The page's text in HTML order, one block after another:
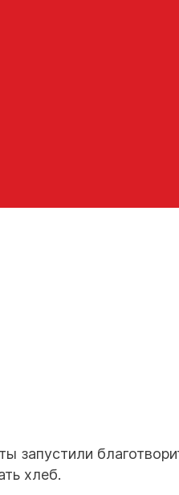
запустили
хлеб.